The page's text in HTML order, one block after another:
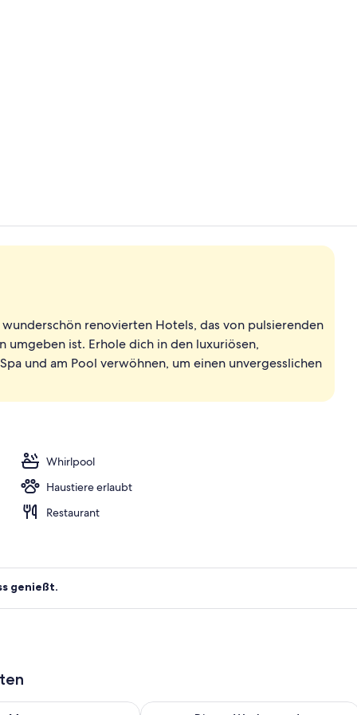
| Blick vom Balkon
renovierten Hotels, das von pulsierenden
ist. Erhole dich in den luxuriösen,
und am Pool verwöhnen, um einen unvergesslichen
Whirlpool
Haustiere erlaubt
Restaurant
genießt.
10. für morgen, Aug. 10 - Aug. 11.
Überprüfe die Verfügbarkeit für